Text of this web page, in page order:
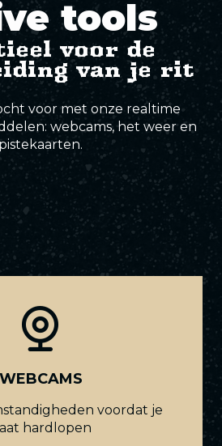
tools
voor de
van je rit
voor met onze realtime
webcams, het weer en
pistekaarten.
WEBCAMS
voordat je
hardlopen